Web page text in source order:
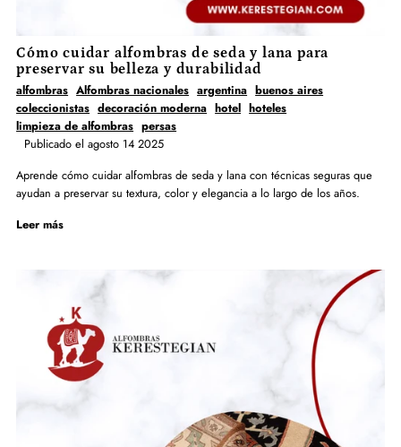
Cómo cuidar alfombras de seda y lana para
preservar su belleza y durabilidad
alfombras Alfombras nacionales argentina buenos aires
coleccionistas decoración moderna hotel hoteles
limpieza de alfombras persas
Publicado el agosto 14 2025
Aprende cómo cuidar alfombras de seda y lana con técnicas seguras que
ayudan a preservar su textura, color y elegancia a lo largo de los años.
Leer más